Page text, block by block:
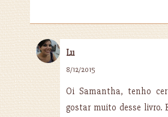
Lu
8/12/2015
Oi Samantha, tenho
gostar muito desse livro.